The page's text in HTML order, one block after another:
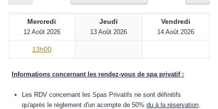
Mercredi
12 Août 2026
Jeudi
13 Août 2026
Vendredi
14 Août 2026
13h00
Informations concernant les rendez-vous de spa privatif :
Les RDV concernant les Spas Privatifs ne sont définitifs
qu'après le règlement d'un acompte de 50% du à la réservation.